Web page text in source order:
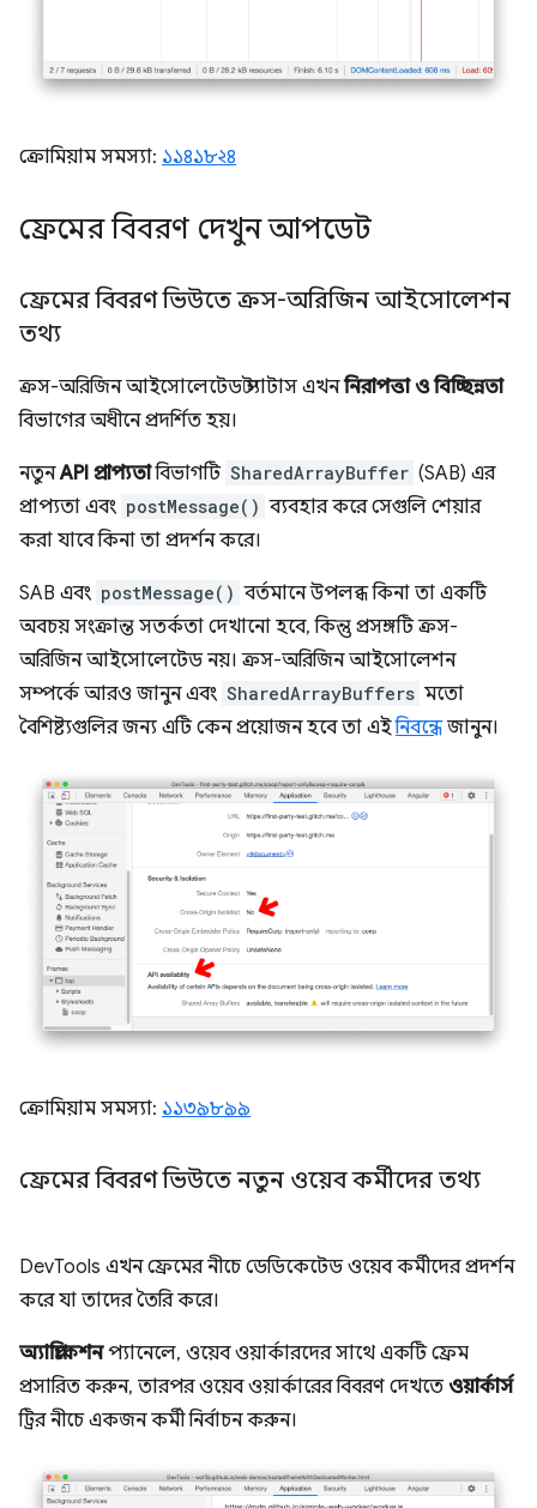
ক্রোমিয়াম সমস্যা: ১১৪১৮২৪
ফ্রেমের বিবরণ দেখুন আপডেট
ফ্রেমের বিবরণ ভিউতে ক্রস-অরিজিন আইসোলেশন
তথ্য
ক্রস-অরিজিন আইসোলেটেড স্ট্যাটাস এখননিরাপত্তা ও বিচ্ছিন্নতা
বিভাগের অধীনে প্রদর্শিত হয়।
নতুনAPI প্রাপ্যতাবিভাগটি SharedArrayBuffer (SAB) এর
প্রাপ্যতা এবং postMessage() ব্যবহার করে সেগুলি শেয়ার
করা যাবে কিনা তা প্রদর্শন করে।
SAB এবং postMessage() বর্তমানে উপলব্ধ কিনা তা একটি
অবচয় সংক্রান্ত সতর্কতা দেখানো হবে, কিন্তু প্রসঙ্গটি ক্রস-
অরিজিন আইসোলেটেড নয়। ক্রস-অরিজিন আইসোলেশন
সম্পর্কে আরও জানুন এবং SharedArrayBuffers মতো
বৈশিষ্ট্যগুলির জন্য এটি কেন প্রয়োজন হবে তা এইনিবন্ধেজানুন।
ক্রোমিয়াম সমস্যা: ১১৩৯৮৯৯
ফ্রেমের বিবরণ ভিউতে নতুন ওয়েব কর্মীদের তথ্য
DevTools এখন ফ্রেমের নীচে ডেডিকেটেড ওয়েব কর্মীদের প্রদর্শন
করে যা তাদের তৈরি করে।
অ্যাপ্লিকেশনপ্যানেলে, ওয়েব ওয়ার্কারদের সাথে একটি ফ্রেম
প্রসারিত করুন, তারপর ওয়েব ওয়ার্কারের বিবরণ দেখতে ওয়ার্কার্স
ট্রির নীচে একজন কর্মী নির্বাচন করুন।